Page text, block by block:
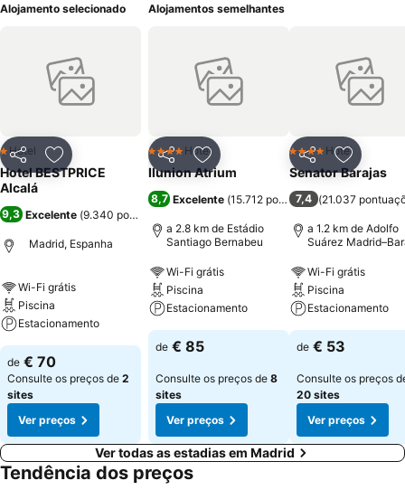
Alojamento selecionado
PartilharAdicionar aos favoritos
1 Estrelas
Hotel
Hotel BESTPRICE
Alcalá
9,3 Excelente (9.340 pontuações
Madrid, Espanha
Wi-Fi grátis
Piscina
Estacionamento
de € 70
Consulte os preços de 2
sites
Ver preços
Alojamentos semelhantes
PartilharAdicionar aos favoritos
4 EstrelasHotel
Ilunion Atrium
8,7 Excelente (15.712 pontuações)
a 2.8 km de Estádio
Santiago Bernabeu
Wi-Fi grátis
Piscina
Estacionamento
de € 85
Consulte os preços de 8
sites
Ver preços
Partilhar
4 EstrelasHotel
Senator Barajas
7,4 (21.037
a 1.2 km de Adolfo
Suárez
Wi-Fi grátis
Piscina
Estacionamento
de € 53
Consulte os preços
20 sites
Ver preços
Ver todas as estadias em Madrid
Tendência dos preços